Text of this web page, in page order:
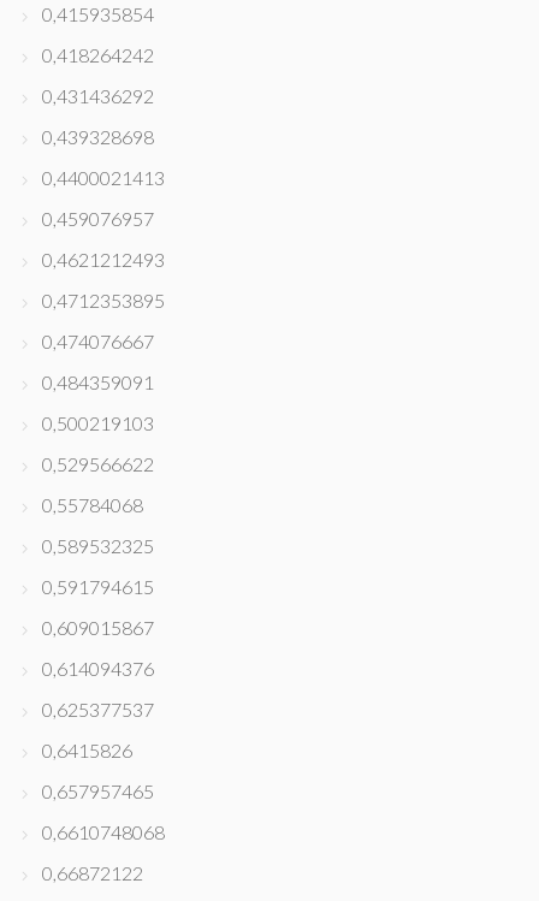
0,415935854
0,418264242
0,431436292
0,439328698
0,4400021413
0,459076957
0,4621212493
0,4712353895
0,474076667
0,484359091
0,500219103
0,529566622
0,55784068
0,589532325
0,591794615
0,609015867
0,614094376
0,625377537
0,6415826
0,657957465
0,6610748068
0,66872122